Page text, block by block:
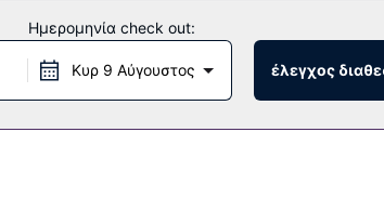
όπως δωρεάν ασύρματο ίντερνετ. Οι
στο λόμπι και χώρο για πικνίκ.
ωρών μόνο) σε αυτό το ξενοδοχείο. Με
Ημερομηνία check out:
Κυρ 9 Αύγουστος έλεγχος